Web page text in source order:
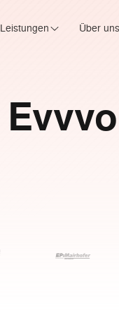
Leistungen Über uns